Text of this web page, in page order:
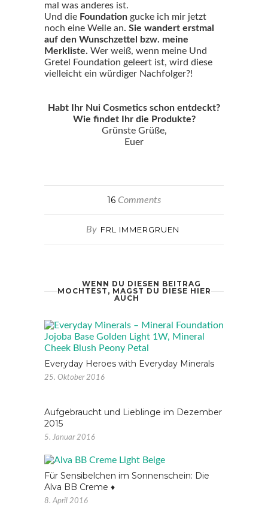
mal was anderes ist.
Und die Foundation gucke ich mir jetzt
noch eine Weile an. Sie wandert erstmal
auf den Wunschzettel bzw. meine
Merkliste. Wer weiß, wenn meine Und
Gretel Foundation geleert ist, wird diese
vielleicht ein würdiger Nachfolger?!
Habt Ihr Nui Cosmetics schon entdeckt?
Wie findet Ihr die Produkte?
Grünste Grüße,
Euer
16 Comments
By FRL IMMERGRUEN
WENN DU DIESEN BEITRAG
MOCHTEST, MAGST DU DIESE HIER
AUCH
Everyday Heroes with Everyday Minerals
25. Oktober 2016
Aufgebraucht und Lieblinge im Dezember
2015
5. Januar 2016
Für Sensibelchen im Sonnenschein: Die
Alva BB Creme ♦
8. April 2016